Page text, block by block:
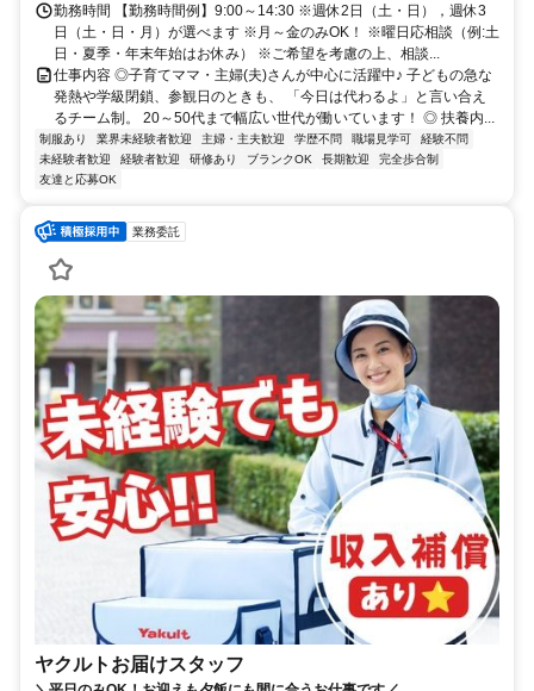
勤務時間 【勤務時間例】9:00～14:30 ※週休2日（土・日），週休3
日（土・日・月）が選べます ※月～金のみOK！ ※曜日応相談（例:土
日・夏季・年末年始はお休み） ※ご希望を考慮の上、相談...
仕事内容 ◎子育てママ・主婦(夫)さんが中心に活躍中♪ 子どもの急な
発熱や学級閉鎖、参観日のときも、 「今日は代わるよ」と言い合え
るチーム制。 20～50代まで幅広い世代が働いています！ ◎ 扶養内...
制服あり 業界未経験者歓迎 主婦・主夫歓迎 学歴不問 職場見学可
経験不問
未経験者歓迎
経験者歓迎 研修あり ブランクOK 長期歓迎
完全歩合制
友達と応募OK
業務委託
ヤクルトお届けスタッフ